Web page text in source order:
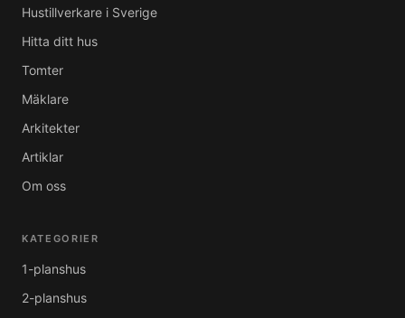
Hustillverkare i Sverige
Hitta ditt hus
Tomter
Mäklare
Arkitekter
Artiklar
Om oss
KATEGORIER
1-planshus
2-planshus